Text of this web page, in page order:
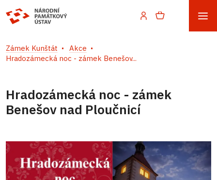
Zámek Kunštát
Akce
Hradozámecká noc - zámek Benešov...
Hradozámecká noc - zámek
Benešov nad Ploučnicí